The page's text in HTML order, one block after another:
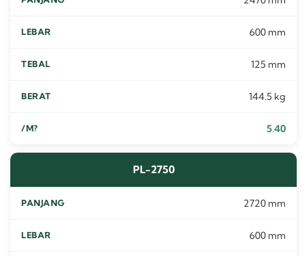
600 mm
125 mm
144.5 kg
5.40
PL-2750
2720 mm
600 mm